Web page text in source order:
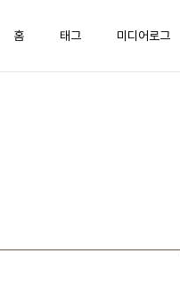
홈 태그 미디어로그